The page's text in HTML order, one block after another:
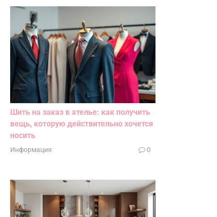
Шить на заказ в ателье: как получить
вещь, которую действительно хочется
носить
Информация 0